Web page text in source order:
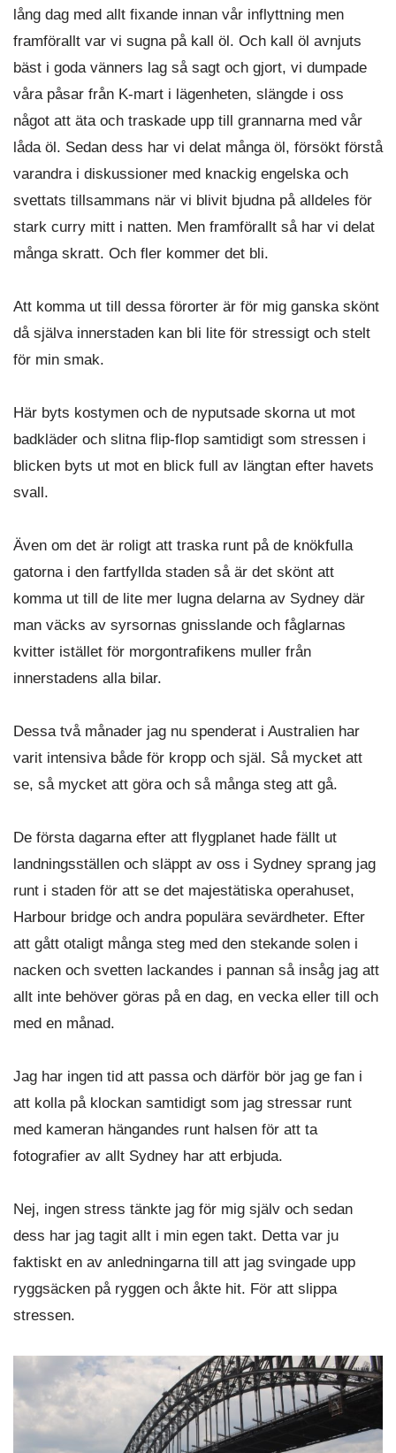
lång dag med allt fixande innan vår inflyttning men
framförallt var vi sugna på kall öl. Och kall öl avnjuts
bäst i goda vänners lag så sagt och gjort, vi dumpade
våra påsar från K-mart i lägenheten, slängde i oss
något att äta och traskade upp till grannarna med vår
låda öl. Sedan dess har vi delat många öl, försökt förstå
varandra i diskussioner med knackig engelska och
svettats tillsammans när vi blivit bjudna på alldeles för
stark curry mitt i natten. Men framförallt så har vi delat
många skratt. Och fler kommer det bli.
Att komma ut till dessa förorter är för mig ganska skönt
då själva innerstaden kan bli lite för stressigt och stelt
för min smak.
Här byts kostymen och de nyputsade skorna ut mot
badkläder och slitna flip-flop samtidigt som stressen i
blicken byts ut mot en blick full av längtan efter havets
svall.
Även om det är roligt att traska runt på de knökfulla
gatorna i den fartfyllda staden så är det skönt att
komma ut till de lite mer lugna delarna av Sydney där
man väcks av syrsornas gnisslande och fåglarnas
kvitter istället för morgontrafikens muller från
innerstadens alla bilar.
Dessa två månader jag nu spenderat i Australien har
varit intensiva både för kropp och själ. Så mycket att
se, så mycket att göra och så många steg att gå.
De första dagarna efter att flygplanet hade fällt ut
landningsställen och släppt av oss i Sydney sprang jag
runt i staden för att se det majestätiska operahuset,
Harbour bridge och andra populära sevärdheter. Efter
att gått otaligt många steg med den stekande solen i
nacken och svetten lackandes i pannan så insåg jag att
allt inte behöver göras på en dag, en vecka eller till och
med en månad.
Jag har ingen tid att passa och därför bör jag ge fan i
att kolla på klockan samtidigt som jag stressar runt
med kameran hängandes runt halsen för att ta
fotografier av allt Sydney har att erbjuda.
Nej, ingen stress tänkte jag för mig själv och sedan
dess har jag tagit allt i min egen takt. Detta var ju
faktiskt en av anledningarna till att jag svingade upp
ryggsäcken på ryggen och åkte hit. För att slippa
stressen.